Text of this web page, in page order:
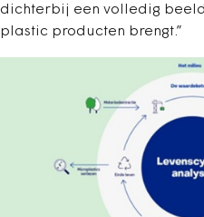
dichterbij een volledig
plastic producten brengt.”